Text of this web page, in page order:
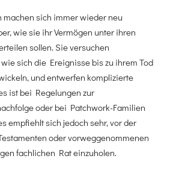
machen sich immer wieder neu
wie sie ihr Vermögen unter ihren
sollen. Sie versuchen
sich die Ereignisse bis zu ihrem Tod
und entwerfen komplizierte
ist bei Regelungen zur
oder bei Patchwork-Familien
empfiehlt sich jedoch sehr, vor der
oder vorweggenommenen
fachlichen Rat einzuholen.